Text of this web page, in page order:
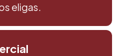
eligas.